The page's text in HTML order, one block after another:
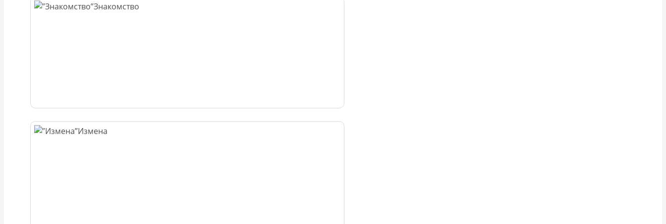
Знакомство
Измена